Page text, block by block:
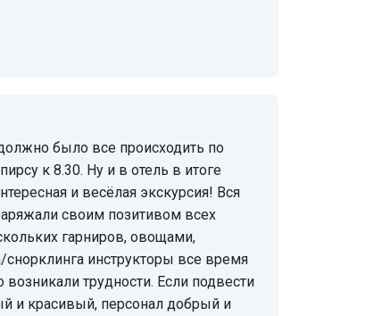
к 8.30. Ну и в отель в итоге
и весёлая экскурсия! Вся
своим позитивом всех
гарниров, овощами,
инструкторы все время
трудности. Если подвести
и красивый, персонал добрый и